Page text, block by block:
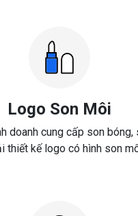
Logo Son Môi
doanh cung cấp son
thiết kế logo có hình son